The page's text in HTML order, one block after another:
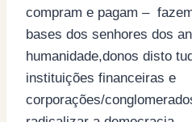
compram e pagam –
bases dos senhores dos
humanidade,donos disto
instituições financeiras e
corporações/